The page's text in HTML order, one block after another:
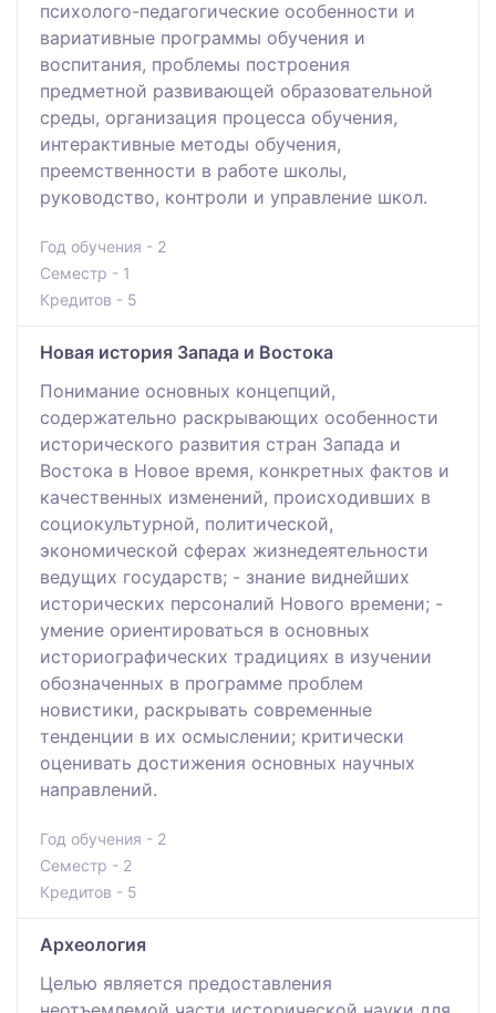
психолого-педагогические особенности и
вариативные программы обучения и
воспитания, проблемы построения
предметной развивающей образовательной
среды, организация процесса обучения,
интерактивные методы обучения,
преемственности в работе школы,
руководство, контроли и управление школ.
Год обучения - 2
Семестр - 1
Кредитов - 5
Новая история Запада и Востока
Понимание основных концепций,
содержательно раскрывающих особенности
исторического развития стран Запада и
Востока в Новое время, конкретных фактов и
качественных изменений, происходивших в
социокультурной, политической,
экономической сферах жизнедеятельности
ведущих государств; - знание виднейших
исторических персоналий Нового времени; -
умение ориентироваться в основных
историографических традициях в изучении
обозначенных в программе проблем
новистики, раскрывать современные
тенденции в их осмыслении; критически
оценивать достижения основных научных
направлений.
Год обучения - 2
Семестр - 2
Кредитов - 5
Археология
Целью является предоставления